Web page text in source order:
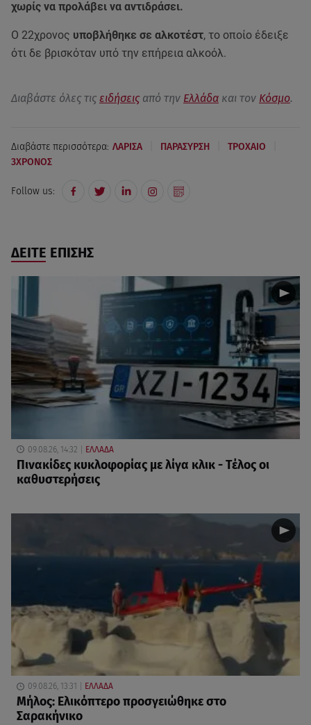
χωρίς να προλάβει να αντιδράσει.
Ο 22χρονος υποβλήθηκε σε αλκοτέστ, το οποίο έδειξε
ότι δε βρισκόταν υπό την επήρεια αλκοόλ.
Διαβάστε όλες τις ειδήσεις από την Ελλάδα και τον Κόσμο.
Διαβάστε περισσότερα: ΛΑΡΙΣΑ ΠΑΡΑΣΥΡΣΗ ΤΡΟΧΑΙΟ
3ΧΡΟΝΟΣ
Follow us:
ΔΕΙΤΕ ΕΠΙΣΗΣ
09.08.26, 14:32 ΕΛΛΑΔΑ
Πινακίδες κυκλοφορίας με λίγα κλικ - Τέλος οι
καθυστερήσεις
09.08.26, 13:31 ΕΛΛΑΔΑ
Μήλος: Ελικόπτερο προσγειώθηκε στο
Σαρακήνικο